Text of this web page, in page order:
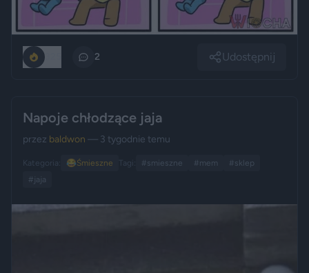
2 Udostępnij
Napoje chłodzące jaja
przez baldwon — 3 tygodnie temu
Kategoria: 😂Śmieszne Tagi: #smieszne #mem
#sklep
#jaja